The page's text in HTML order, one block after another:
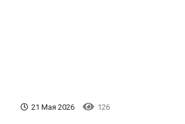
21 Мая 2026 126